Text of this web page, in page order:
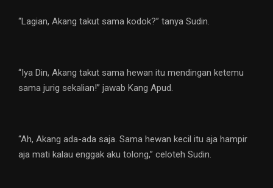
“Lagian, Akang takut sama kodok?” tanya Sudin.
“Iya Din, Akang takut sama hewan itu mendingan ketemu
sama jurig sekalian!” jawab Kang Apud.
“Ah, Akang ada-ada saja. Sama hewan kecil itu aja hampir
aja mati kalau enggak aku tolong,” celoteh Sudin.